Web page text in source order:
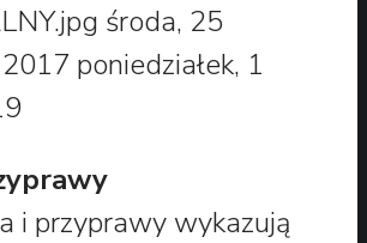
środa, 25
poniedziałek, 1
i przyprawy wykazują